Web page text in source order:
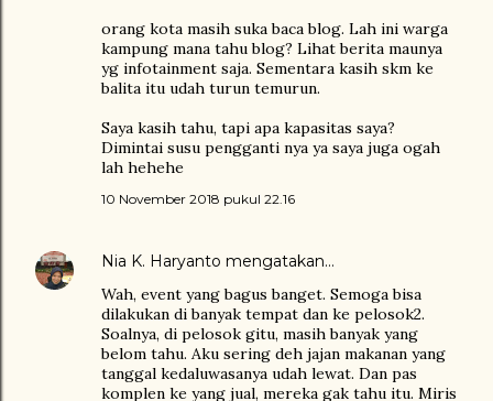
orang kota masih suka baca blog. Lah ini warga
kampung mana tahu blog? Lihat berita maunya
yg infotainment saja. Sementara kasih skm ke
balita itu udah turun temurun.
Saya kasih tahu, tapi apa kapasitas saya?
Dimintai susu pengganti nya ya saya juga ogah
lah hehehe
10 November 2018 pukul 22.16
Nia K. Haryanto mengatakan…
Wah, event yang bagus banget. Semoga bisa
dilakukan di banyak tempat dan ke pelosok2.
Soalnya, di pelosok gitu, masih banyak yang
belom tahu. Aku sering deh jajan makanan yang
tanggal kedaluwasanya udah lewat. Dan pas
komplen ke yang jual, mereka gak tahu itu. Miris